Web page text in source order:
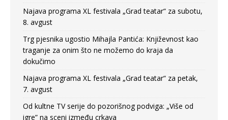
Najava programa XL festivala „Grad teatar“ za subotu,
8. avgust
Trg pjesnika ugostio Mihajla Pantića: Književnost kao
traganje za onim što ne možemo do kraja da
dokučimo
Najava programa XL festivala „Grad teatar“ za petak,
7. avgust
Od kultne TV serije do pozorišnog podviga: „Više od
igre” na sceni između crkava